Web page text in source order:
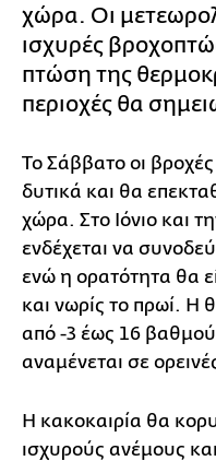
χώρα. Οι
ισχυρές
πτώση της
περιοχές θα
Το Σάββατο οι
δυτικά και θα
χώρα. Στο Ιόνιο και
ενδέχεται να
ενώ η ορατότητα θα
και νωρίς το πρωί. Η
από -3 έως 16
αναμένεται σε
Η κακοκαιρία θα
ισχυρούς ανέμους